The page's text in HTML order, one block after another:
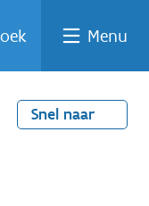
Menu
Snel naar